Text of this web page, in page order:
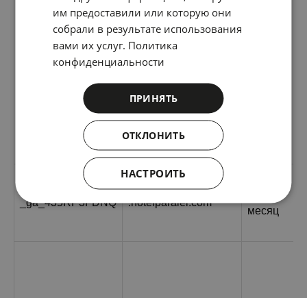
_ga_435RP3FDNQ .hotelparalel.com
месяц
им предоставили или которую они
собрали в результате использования
вами их услуг. Политика
конфиденциальности
ПРИНЯТЬ
ОТКЛОНИТЬ
НАСТРОИТЬ